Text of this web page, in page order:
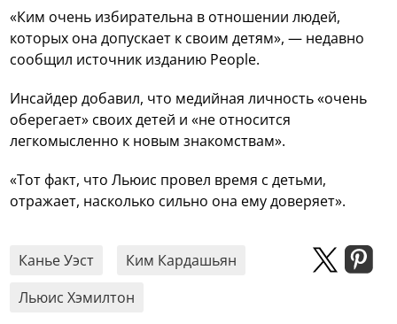
«Ким очень избирательна в отношении людей,
которых она допускает к своим детям», — недавно
сообщил источник изданию People.
Инсайдер добавил, что медийная личность «очень
оберегает» своих детей и «не относится
легкомысленно к новым знакомствам».
«Тот факт, что Льюис провел время с детьми,
отражает, насколько сильно она ему доверяет».
Канье Уэст
Ким Кардашьян
Льюис Хэмилтон